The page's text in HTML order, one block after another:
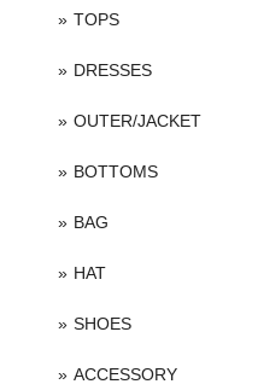
TOPS
DRESSES
OUTER/JACKET
BOTTOMS
BAG
HAT
SHOES
ACCESSORY